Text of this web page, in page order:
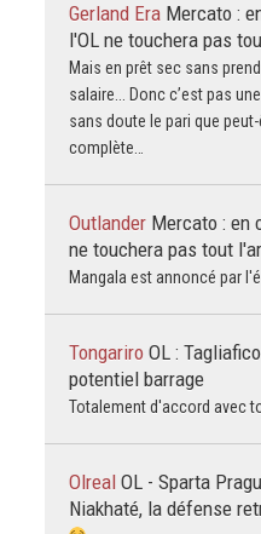
Gerland Era Mercato :
l'OL ne touchera pas
Mais en prêt sec sans
salaire... Donc c’est pas
sans doute le pari que
complète…
Outlander Mercato : en
ne touchera pas tout
Mangala est annoncé par
Tongariro OL :
potentiel barrage
Totalement d'accord avec
Olreal OL - Sparta
Niakhaté, la défense